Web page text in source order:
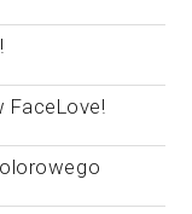
FaceLove!